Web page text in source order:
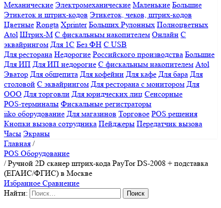
Механические Электромеханические Маленькие Большие
Этикеток и штрих-кодов Этикеток, чеков, штрих-кодов
Цветные Rongta Xprinter Больших Рулонных Полноцветных
Atol Штрих-М С фискальным накопителем Онлайн С
эквайрингом Для 1С Без ФН С USB
Для ресторана Недорогие Российского производства Большие
Для ИП Для ИП недорогие С фискальным накопителем Atol
Эватор Для общепита Для кофейни Для кафе Для бара Для
столовой С эквайрингом Для ресторана с монитором Для
ООО Для торговли Для юридческих лиц Сенсорные
POS-терминалы Фискальные регистраторы
iiko оборудование Для магазинов Торговое POS решения
Кнопки вызова сотрудника Пейджеры Передатчик вызова
Часы Экраны
Главная /
POS Оборудование
/Ручной 2D сканер штрих-кода PayTor DS-2008 + подставка
(ЕГАИС/ФГИС) в Москве
Избранное Сравнение
Найти: